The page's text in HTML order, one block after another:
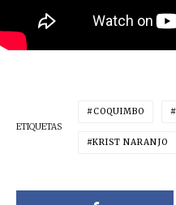
ETIQUETAS
COQUIMBO
KRIST NARANJO